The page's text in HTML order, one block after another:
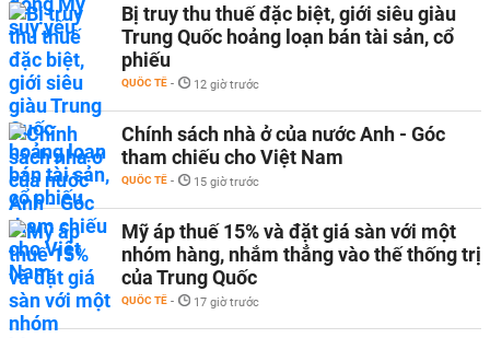
Bị truy thu thuế đặc biệt, giới siêu giàu
Trung Quốc hoảng loạn bán tài sản, cổ
phiếu
QUỐC TẾ - 12 giờ trước
Chính sách nhà ở của nước Anh - Góc
tham chiếu cho Việt Nam
QUỐC TẾ - 15 giờ trước
Mỹ áp thuế 15% và đặt giá sàn với một
nhóm hàng, nhắm thẳng vào thế thống trị
của Trung Quốc
QUỐC TẾ - 17 giờ trước